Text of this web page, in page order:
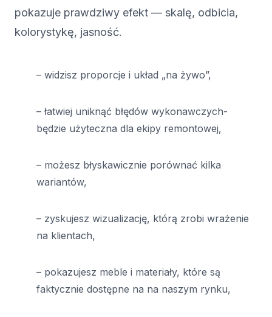
pokazuje prawdziwy efekt — skalę, odbicia,
kolorystykę, jasność.
– widzisz proporcje i układ „na żywo”,
– łatwiej uniknąć błędów wykonawczych-
będzie użyteczna dla ekipy remontowej,
– możesz błyskawicznie porównać kilka
wariantów,
– zyskujesz wizualizację, którą zrobi wrażenie
na klientach,
– pokazujesz meble i materiały, które są
faktycznie dostępne na na naszym rynku,